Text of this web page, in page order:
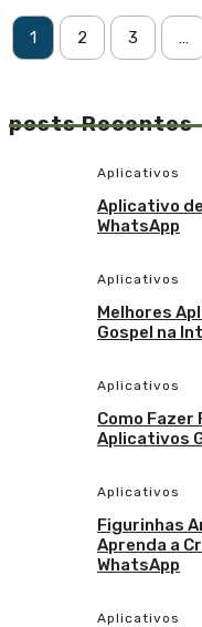
1 2 3 …
posts Recentes
Aplicativos
Aplicativo
WhatsApp
Aplicativos
Melhores
Gospel na
Aplicativos
Como Fazer
Aplicativos
Aplicativos
Figurinhas
Aprenda a
WhatsApp
Aplicativos